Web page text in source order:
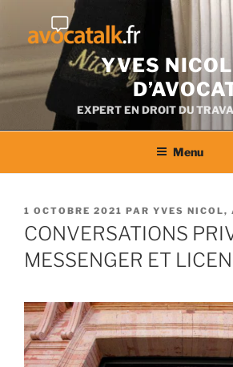
contenu
YVES
EXPERT EN DROIT DU
Menu
PUBLIÉ
LE
1 OCTOBRE 2021 PAR YVES NICOL,
CONVERSATIONS
MESSENGER ET